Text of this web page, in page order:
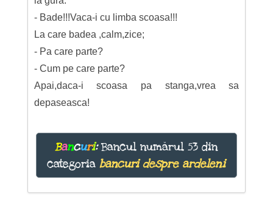
- Bade!!!Vaca-i cu limba scoasa!!!
La care badea ,calm,zice;
- Pa care parte?
- Cum pe care parte?
Apai,daca-i scoasa pa stanga,vrea sa
depaseasca!
Bancuri:Bancul numărul 53 din
categoriabancuri despre ardeleni